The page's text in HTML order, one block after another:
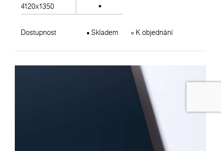
4120x1350
Dostupnost Skladem K objednání